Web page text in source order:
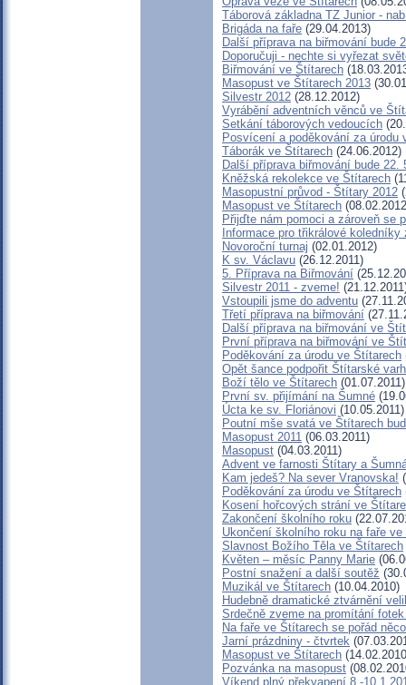
Táborová základna TZ Junior -
Brigáda na faře (29.04.2013)
Další příprava na biřmování bude
Doporučuji - nechte si vyřezat
Biřmování ve Štítarech
Masopust ve Štítarech 2013
Silvestr 2012 (28.12.2012)
Vyrábění adventních věnců ve
Setkání táborových vedoucích
Posvícení a poděkování za úrodu
Táborák ve Štítarech (24.06.2012)
Další příprava biřmování bude 22.
Kněžská rekolekce ve Štítarech
Masopustní průvod - Štítary 2012
Masopust ve Štítarech
Přijďte nám pomoci a zároveň se
Informace pro třikrálové koledníky
Novoroční turnaj (02.01.2012)
K sv. Václavu (26.12.2011)
5. Příprava na Biřmování
Silvestr 2011 - zveme!
Vstoupili jsme do adventu
Třetí příprava na biřmování
Další příprava na biřmování ve
První příprava na biřmování ve
Poděkování za úrodu ve Štítarech
Opět šance podpořit Štítarské
Boží tělo ve Štítarech (01.07.2011)
První sv. přijímání na Šumné
Úcta ke sv. Floriánovi (10.05.2011)
Poutní mše svatá ve Štítarech
Masopust 2011 (06.03.2011)
Masopust (04.03.2011)
Advent ve farnosti Štítary a
Kam jedeš? Na sever Vranovska!
Poděkování za úrodu ve Štítarech
Kosení hořcových strání ve
Zakončení školního roku
Ukončení školního roku na faře
Slavnost Božího Těla ve Štítarech
Květen – měsíc Panny Marie
Postní snažení a další soutěž
Muzikál ve Štítarech (10.04.2010)
Hudebně dramatické ztvárnění
Srdečně zveme na promítání
Na faře ve Štítarech se pořád
Jarní prázdniny - čtvrtek
Masopust ve Štítarech
Pozvánka na masopust
Víkend plný překvapení 8.-